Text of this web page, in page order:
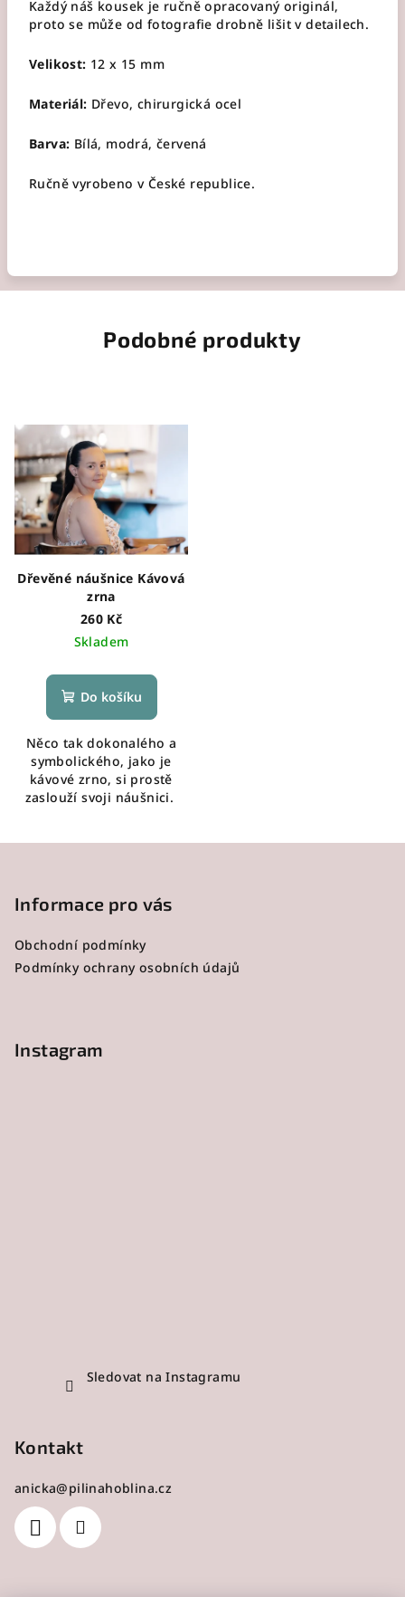
Každý náš kousek je ručně opracovaný originál,
proto se může od fotografie drobně lišit v detailech.
Velikost: 12 x 15 mm
Materiál: Dřevo, chirurgická ocel
Barva: Bílá, modrá, červená
Ručně vyrobeno v České republice.
Podobné produkty
Dřevěné náušnice Kávová
zrna
260 Kč
Skladem
Do košíku
Něco tak dokonalého a
symbolického, jako je
kávové zrno, si prostě
zaslouží svoji náušnici.
Informace pro vás
Obchodní podmínky
Podmínky ochrany osobních údajů
Instagram
Sledovat na Instagramu
Kontakt
anicka@pilinahoblina.cz